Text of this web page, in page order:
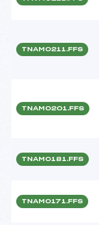
TNAM0211.FFS
TNAM0201.FFS
TNAM0181.FFS
TNAM0171.FFS